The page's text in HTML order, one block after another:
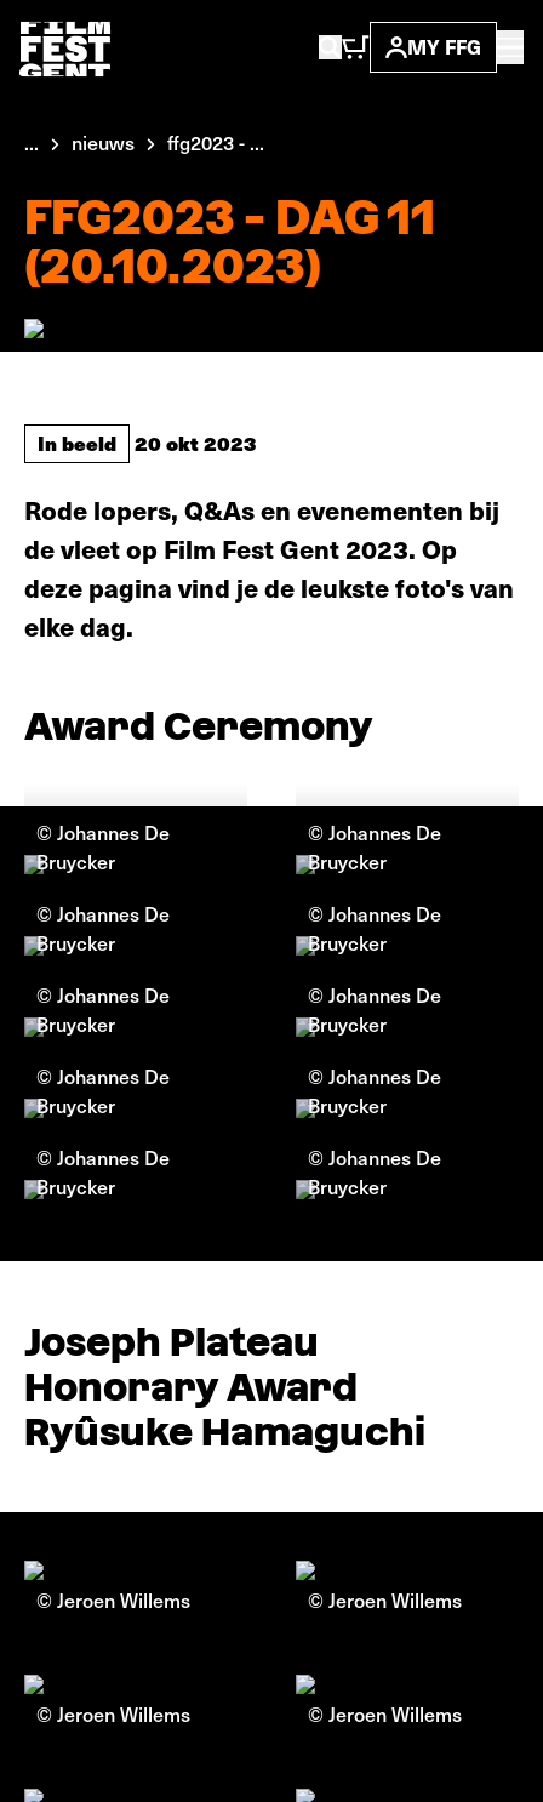
MY FFG
... nieuws ffg2023 - ...
FFG2023 - DAG 11
(20.10.2023)
In beeld 20 okt 2023
Rode lopers, Q&As en evenementen bij
de vleet op Film Fest Gent 2023. Op
deze pagina vind je de leukste foto's van
elke dag.
Award Ceremony
© Johannes De
Bruycker
© Johannes De
Bruycker
© Johannes De
Bruycker
© Johannes De
Bruycker
© Johannes De
Bruycker
© Johannes De
Bruycker
© Johannes De
Bruycker
© Johannes De
Bruycker
© Johannes De
Bruycker
© Johannes De
Bruycker
Joseph Plateau
Honorary Award
Ryûsuke Hamaguchi
© Jeroen Willems © Jeroen Willems
© Jeroen Willems © Jeroen Willems